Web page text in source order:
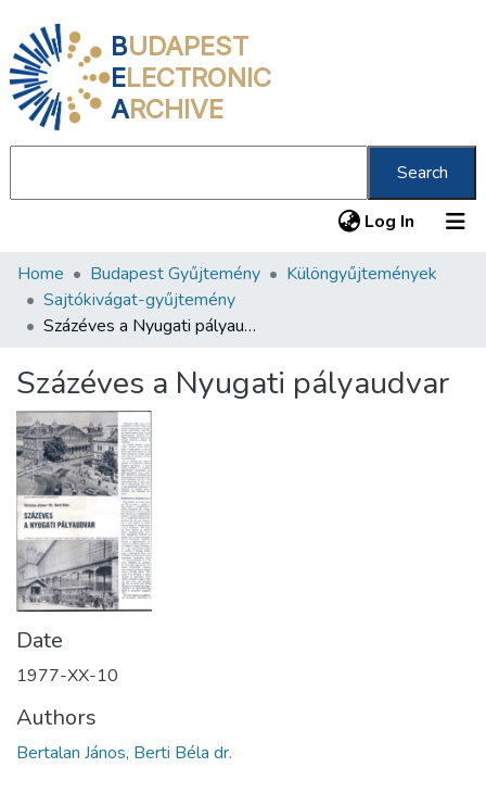
BUDAPEST
ELECTRONIC
ARCHIVE
Search
Log In (current)
Communities & Collections
All of DSpace
About us
Home Budapest Gyűjtemény
Különgyűjtemények
Sajtókivágat-gyűjtemény
Százéves a Nyugati pályaudvar
Százéves a Nyugati pályaudvar
Date
1977-XX-10
Authors
Bertalan János, Berti Béla dr.